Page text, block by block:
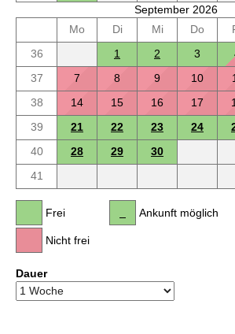
September 2026
Mo
Di Mi Do
36
1 2 3
37
7 8 9 10
38
14 15 16 17
39
21 22 23 24
40
28 29
30
41
Frei
Nicht frei
Ankunft möglich
Dauer